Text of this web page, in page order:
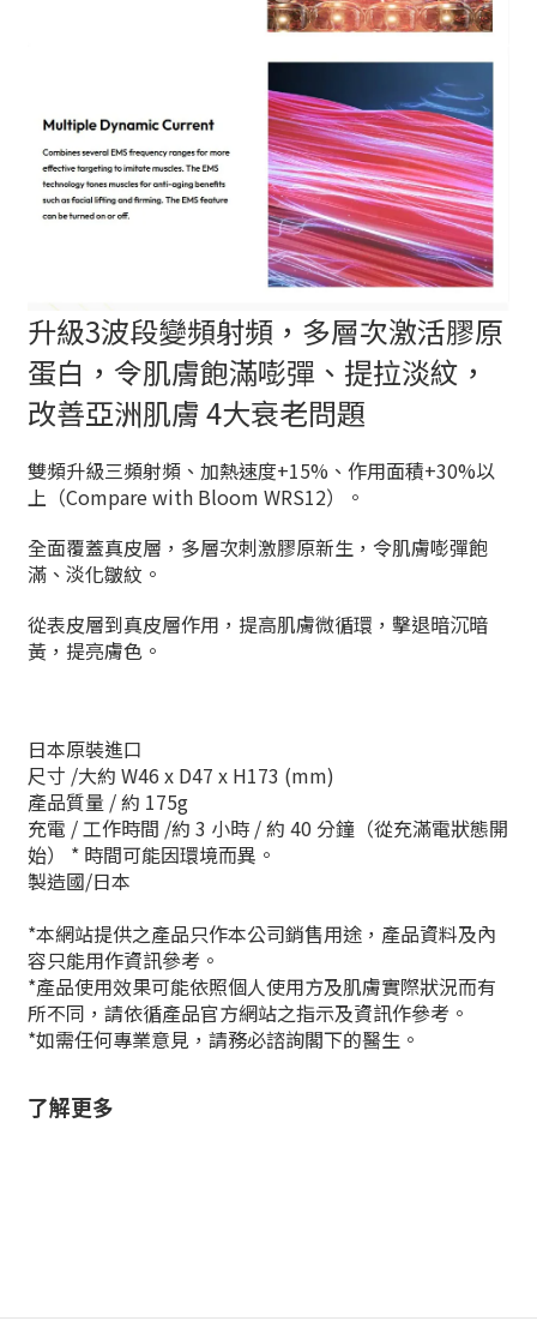
升級3波段變頻射頻，多層次激活膠原
蛋白，令肌膚飽滿嘭彈、提拉淡紋，
改善亞洲肌膚 4大衰老問題
雙頻升級三頻射頻、加熱速度+15%、作用面積+30%以
上（Compare with Bloom WRS12）。
全面覆蓋真皮層，多層次刺激膠原新生，令肌膚嘭彈飽
滿、淡化皺紋。
從表皮層到真皮層作用，提高肌膚微循環，擊退暗沉暗
黃，提亮膚色。
日本原裝進口
尺寸 /大約 W46 x D47 x H173 (mm)
產品質量 / 約 175g
充電 / 工作時間 /約 3 小時 / 約 40 分鐘（從充滿電狀態開
始） * 時間可能因環境而異。
製造國/日本
*本網站提供之產品只作本公司銷售用途，產品資料及內
容只能用作資訊參考。
*產品使用效果可能依照個人使用方及肌膚實際狀況而有
所不同，請依循產品官方網站之指示及資訊作參考。
*如需任何專業意見，請務必諮詢閣下的醫生。
了解更多